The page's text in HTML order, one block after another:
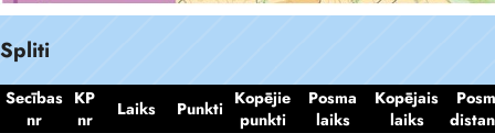
Spliti
Secības
nr
KP
nr
Laiks Punkti Kopējie
punkti
Posma
laiks
Kopējais
laiks